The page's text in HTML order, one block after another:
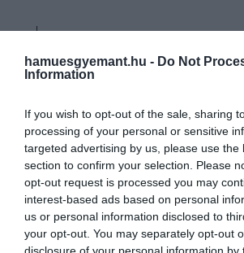
hamuesgyemant.hu - Do Not
Information
If you wish to opt-out of the sale, sharing
processing of your personal or sensitive
targeted advertising by us, please use the
section to confirm your selection. Please
opt-out request is processed you may
interest-based ads based on personal
us or personal information disclosed to
your opt-out. You may separately opt-out
disclosure of your personal information by
szól.Egy kiszakadás a
hely, ahol lehet fröccsözni a
alatt, vagy egyszerűen csak
magunkat.
mondják a tulajdonosok, akik
következő nagy fejlődési lépcsője